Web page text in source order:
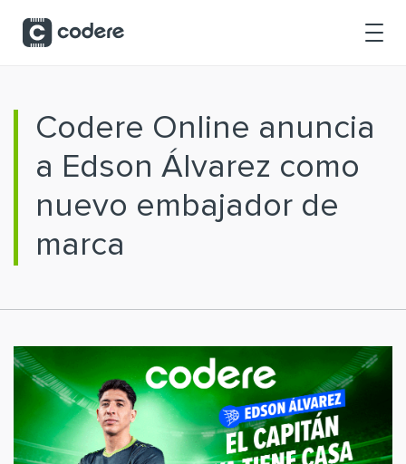
Codere Online anuncia
a Edson Álvarez como
nuevo embajador de
marca